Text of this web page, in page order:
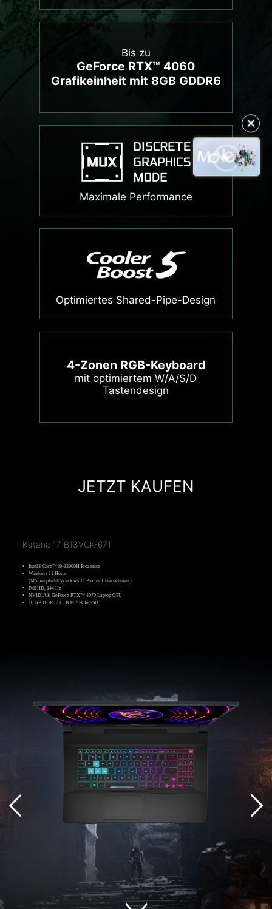
✕
Bis zu
GeForce RTX™ 4060
Grafikeinheit mit 8GB GDDR6
Maximale Performance
Optimiertes Shared-Pipe-Design
4-Zonen RGB-Keyboard
mit optimiertem W/A/S/D
Tastendesign
JETZT KAUFEN
Katana 17 B13VGK-671
Intel® Core™ i9-13900H Prozessor
Windows 11 Home
(MSI empfiehlt Windows 11 Pro für Unternehmen.)
Full HD, 144 Hz
NVIDIA® GeForce RTX™ 4070 Laptop GPU
16 GB DDR5 / 1 TB M.2 PCIe SSD
NVIDIA® GeForce RTX™ 4070 Laptop GPU
16 GB DDR5 / 1 TB M.2 PCIe SSD
Katana 17 B13VFK-1094
NVIDIA® GeForce RTX™ 4060 Laptop GPU
16 GB DDR5 / 1 TB M.2 PCIe SSD
Katana 17 B13VFK-069